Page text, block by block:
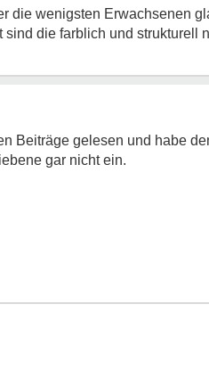
die wenigsten Erwachsenen
die farblich und strukturell
Beiträge gelesen und habe
gar nicht ein.